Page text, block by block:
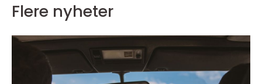
Flere nyheter